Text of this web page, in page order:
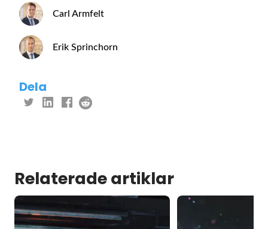
Carl Armfelt
Erik Sprinchorn
Dela
Relaterade artiklar